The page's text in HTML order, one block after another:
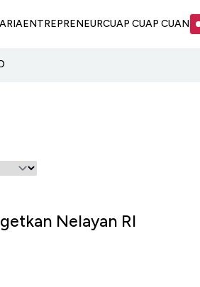
ENTREPRENEURCUAP CUAP CUAN
Nelayan RI